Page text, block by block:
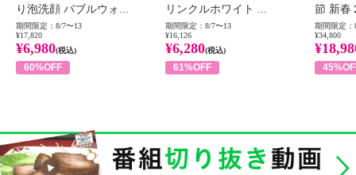
り泡洗顔 バブルウォ...
期間限定：8/7〜13
¥17,820
¥6,980(税込)
60%OFF
リンクルホワイト ...
期間限定：8/7〜13
¥16,126
¥6,280(税込)
61%OFF
節 新春
期間限定：
¥34,800